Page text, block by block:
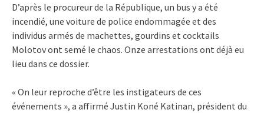
D’après le procureur de la République, un bus y a été
incendié, une voiture de police endommagée et des
individus armés de machettes, gourdins et cocktails
Molotov ont semé le chaos. Onze arrestations ont déjà eu
lieu dans ce dossier.
« On leur reproche d’être les instigateurs de ces
événements », a affirmé Justin Koné Katinan, président du